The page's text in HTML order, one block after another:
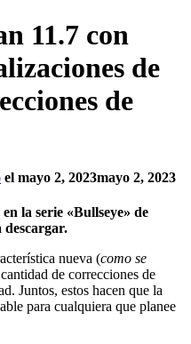
11.7 con
de
de
el mayo 2, 2023mayo 2, 2023
la serie «Bullseye» de
descargar.
nueva (como se
de correcciones de
Juntos, estos hacen que la
para cualquiera que planee